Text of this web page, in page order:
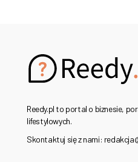
Reedy.pl to portal o biznesie,
lifestylowych.
Skontaktuj się z nami: